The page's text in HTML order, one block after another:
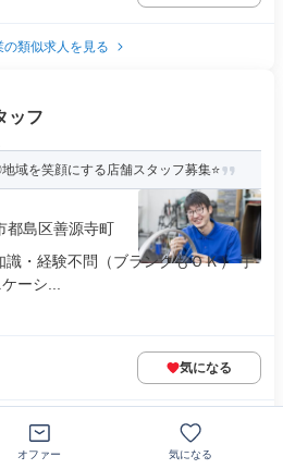
の類似求人を見る
ッフ
域を笑顔にする店舗スタッフ募集⭐
都島区善源寺町
・経験不問（ブランクもＯＫ） 手
ーシ...
気になる
の類似求人を見る
オファー 気になる